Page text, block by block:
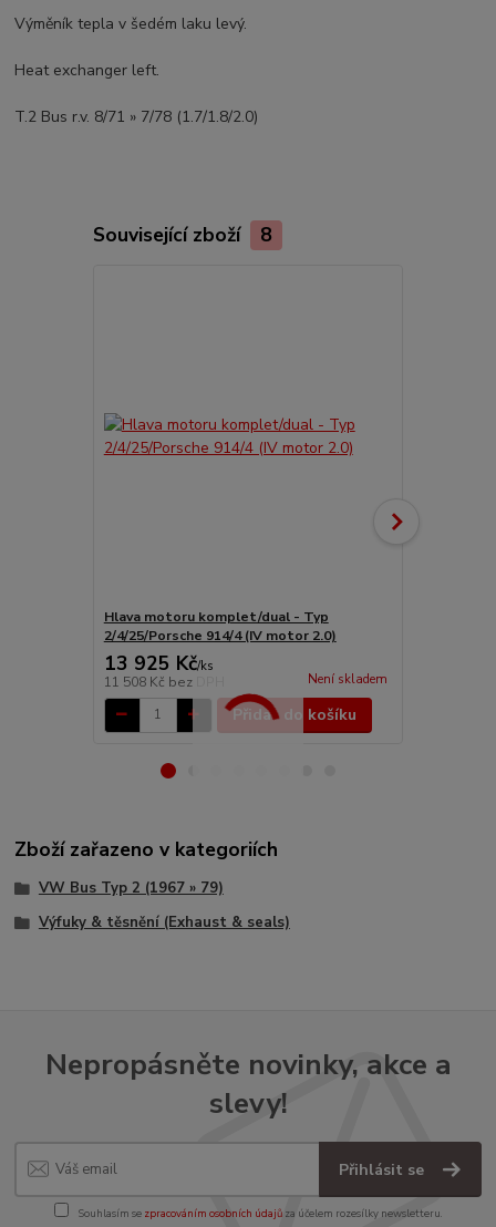
Výměník tepla v šedém laku levý.
Heat exchanger left.
T.2 Bus r.v. 8/71 » 7/78 (1.7/1.8/2.0)
Související zboží 8
Hlava motoru komplet/dual - Typ
2/4/25/Porsche 914/4 (IV motor 2.0)
13 925 Kč/ks
11 508 Kč bez DPH Není skladem
Přidat do košíku
Zboží zařazeno v kategoriích
VW Bus Typ 2 (1967 » 79)
Výfuky & těsnění (Exhaust & seals)
Nepropásněte novinky, akce a
slevy!
Přihlásit se
Souhlasím se zpracováním osobních údajůza účelem rozesílky newsletteru.